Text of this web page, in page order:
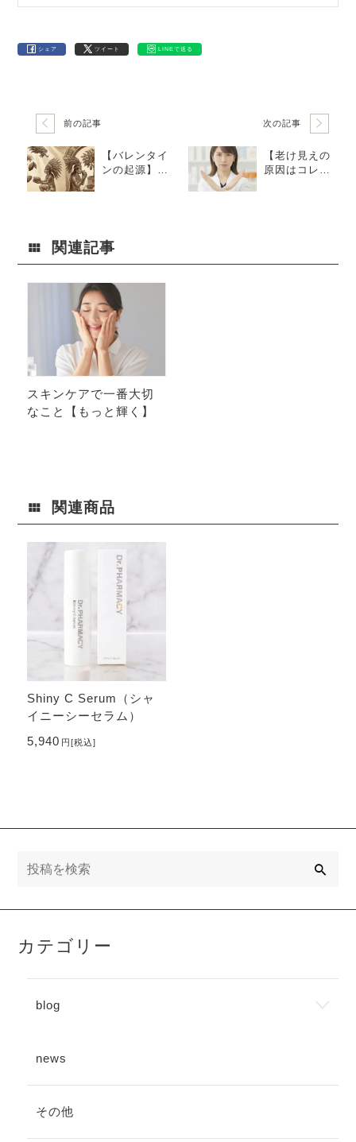
シェア ツイート LINEで送る
前の記事
【バレンタイ
ンの起源】神
ス。
次の記事
【老け見えの
原因はコレ】
関連記事
スキンケアで一番大切
なこと【もっと輝く】
関連商品
Shiny C Serum（シャ
イニーシーセラム）
5,940 円[税込]
カテゴリー
blog
news
その他